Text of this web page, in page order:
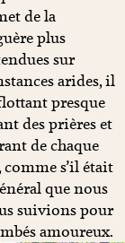
de la
plus
sur
arides, il
presque
des prières et
de chaque
s’il était
que nous
suivions pour
amoureux.